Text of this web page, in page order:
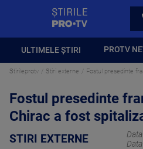
ULTIMELE ȘTIRI PROTV
Stirileprotv Stiri externe Fostul presedinte
Fostul presedinte
Chirac a fost
STIRI EXTERNE